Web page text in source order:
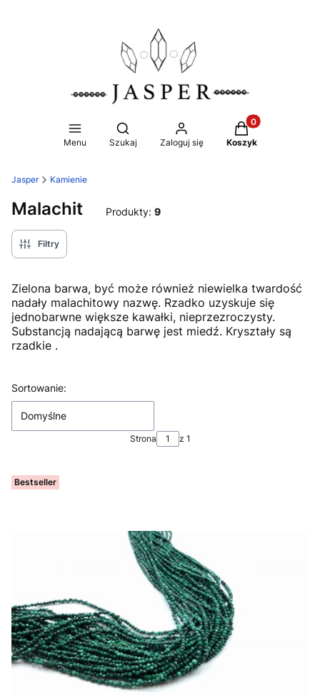
Menu
Otwórz wyszukiwarkę
Szukaj Zaloguj się
Produkty w
Koszyk
Jasper Kamienie
Malachit Produkty: 9
Filtry
Zielona barwa, być może również niewielka twardość
nadały malachitowy nazwę. Rzadko uzyskuje się
jednobarwne większe kawałki, nieprzezroczysty.
Substancją nadającą barwę jest miedź. Kryształy są
rzadkie .
Lista produktów
Sortowanie:
Domyślne
Strona z 1
Bestseller